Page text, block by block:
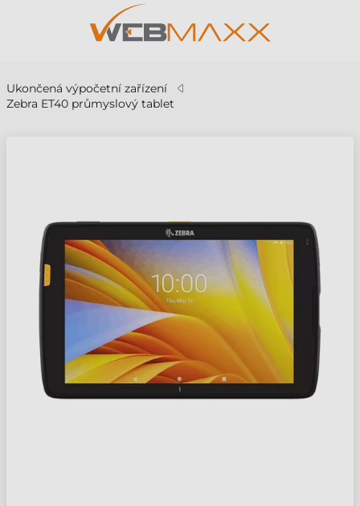
Ukončená výpočetní zařízení
Zebra ET40 průmyslový tablet